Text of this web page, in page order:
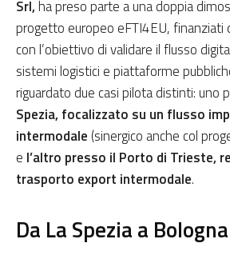
Srl,ha preso parte a una doppia
progetto europeo eFTI4EU, finanziati
con l’obiettivo di validare il flusso
sistemi logistici e piattaforme
riguardato due casi pilota distinti: uno
Spezia, focalizzato su un flusso
intermodale (sinergico anche col
e l’altro presso il Porto di Trieste,
trasporto export intermodale.
Da La Spezia a Bologna